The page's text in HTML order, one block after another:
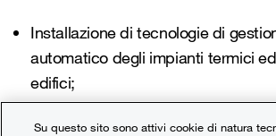
Installazione di tecnologie di
automatico degli impianti termici
edifici;
Installazione di ricarica per veicoli
Su questo sito sono attivi cookie di natura